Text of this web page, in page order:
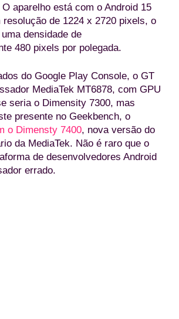
aparelho está com o Android 15
resolução de 1224 x 2720 pixels, o
densidade de
480 pixels por polegada.
do Google Play Console, o GT
MediaTek MT6878, com GPU
seria o Dimensity 7300, mas
presente no Geekbench, o
o Dimensty 7400, nova versão do
da MediaTek. Não é raro que o
de desenvolvedores Android
errado.